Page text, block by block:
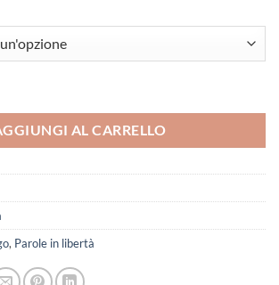
AL CARRELLO
, Parole in libertà